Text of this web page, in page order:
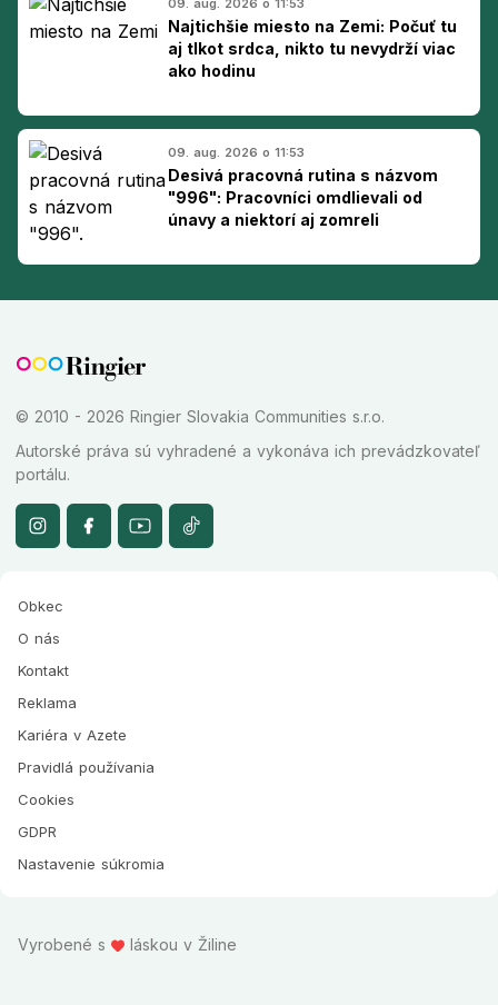
09. aug. 2026 o 11:53
Najtichšie miesto na Zemi: Počuť tu
aj tlkot srdca, nikto tu nevydrží viac
ako hodinu
09. aug. 2026 o 11:53
Desivá pracovná rutina s názvom
"996": Pracovníci omdlievali od
únavy a niektorí aj zomreli
© 2010 - 2026 Ringier Slovakia Communities s.r.o.
Autorské práva sú vyhradené a vykonáva ich prevádzkovateľ
portálu.
Obkec
O nás
Kontakt
Reklama
Kariéra v Azete
Pravidlá používania
Cookies
GDPR
Nastavenie súkromia
Vyrobené s láskou v Žiline